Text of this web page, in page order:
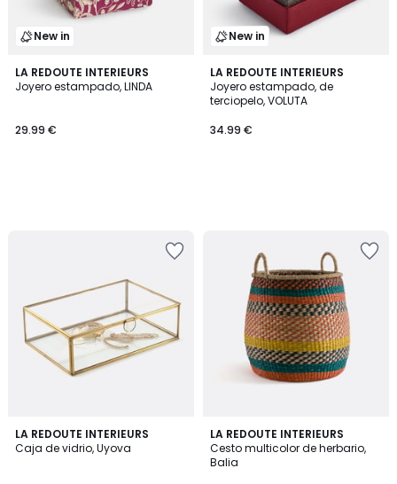
New in
LA REDOUTE INTERIEURS
Joyero estampado, LINDA
29.99 €
New in
LA REDOUTE INTERIEURS
Joyero estampado, de
terciopelo, VOLUTA
34.99 €
LA REDOUTE INTERIEURS
Caja de vidrio, Uyova
4,7
/ 5
LA REDOUTE INTERIEURS
Cesto multicolor de herbario,
Balia
4,4
/ 5